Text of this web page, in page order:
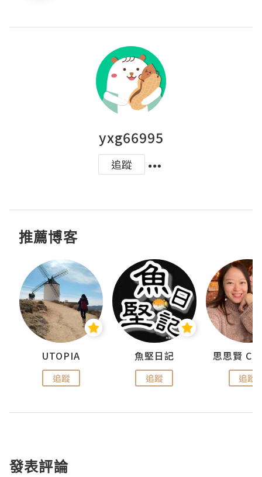
yxg66995
追蹤
推薦博客
UTOPIA
追蹤
魚堅日記
追蹤 追蹤
發表評論